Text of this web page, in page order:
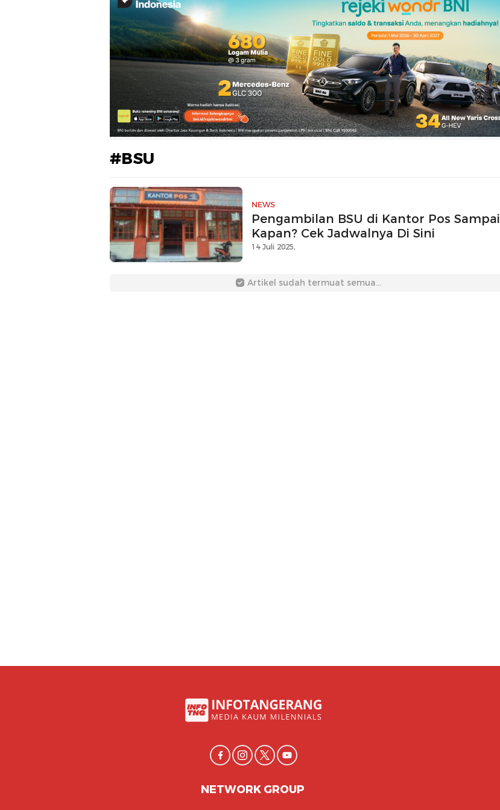
#BSU
NEWS
Pengambilan BSU di Kantor Pos Sampai
Kapan? Cek Jadwalnya Di Sini
14 Juli 2025,
Artikel sudah termuat semua...
NETWORK GROUP